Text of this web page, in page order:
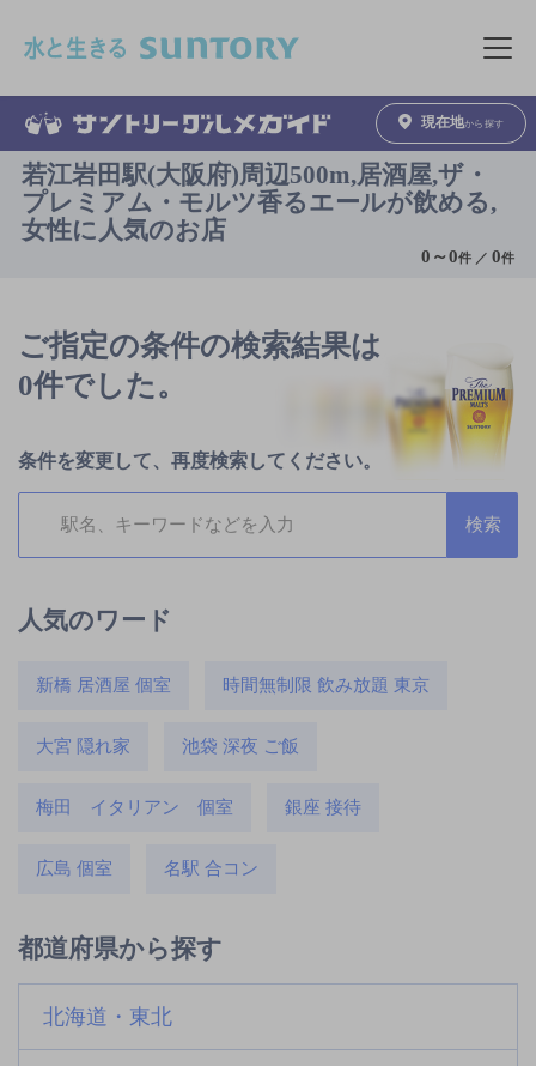
メニュ
現在地から探す
若江岩田駅(大阪府)周辺500m,居酒屋,ザ・
プレミアム・モルツ香るエールが飲める,
女性に人気のお店
0 ～0件 ／0件
ご指定の条件の検索結果は
0件でした。
条件を変更して、再度検索してください。
人気のワード
新橋 居酒屋 個室 時間無制限 飲み放題 東京
大宮 隠れ家 池袋 深夜 ご飯
梅田 イタリアン 個室 銀座 接待
広島 個室 名駅 合コン
都道府県から探す
北海道・東北